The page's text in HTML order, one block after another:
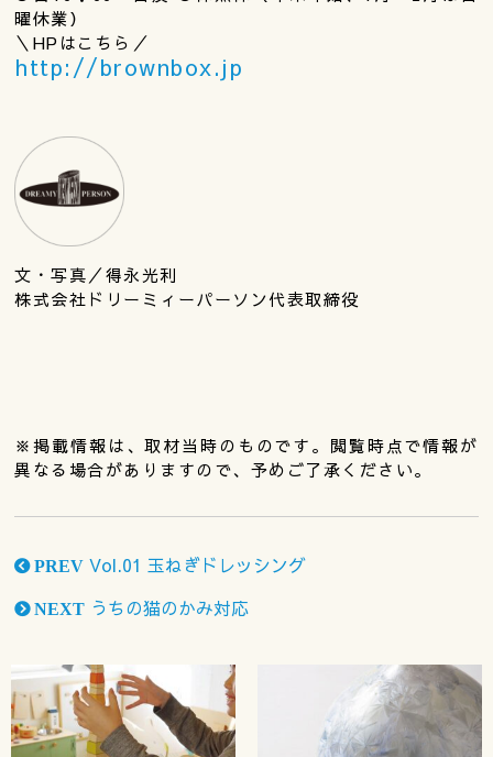
曜休業）
＼HPはこちら／
http://brownbox.jp
文・写真／得永光利
株式会社ドリーミィーパーソン代表取締役
※掲載情報は、取材当時のものです。閲覧時点で情報が
異なる場合がありますので、予めご了承ください。
PREV Vol.01 玉ねぎドレッシング
NEXT うちの猫のかみ対応